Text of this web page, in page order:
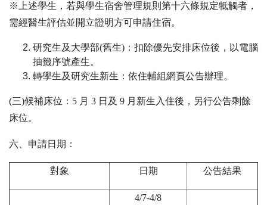
※上述學生，若與學生宿舍管理規則第十六條規定牴觸者，
需經醫生評估並開立證明方可申請住宿。
研究生及大學部(舊生)：扣除優先安排床位後，以電腦
抽籤序號產生。
轉學生及研究生新生：依住輔組網頁公告辦理。
(三)候補床位：5 月 3 日及 9 月新生入住後，另行公告剩餘
床位。
六、申請日期：
對象 日期 公告結果
4/7-4/8